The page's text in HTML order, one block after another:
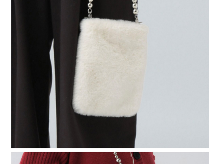
2.基於同意付款使用「大哥付你分期」之契約關係目的，商店將以您的個人
資料（包含姓名、電話或地址）提供予台灣大哥大進項蒐集、處理及利用，
由本公司與您本人進行分期帳單所需資料之確認、核對及更正。
3.完整用戶服務條款，請詳閱以下連結：
※ 交易是否成功請以「AFTEE先享後付 」之結帳頁面顯示為準，若有關於
是否繳費成功／繳費後需取消欲退款等相關疑問，請聯繫「AFTEE先享後付
https://netprotections.freshdesk.com/support/home
１．透過由恩沛科技股份有限公司提供之「AFTEE先享後付」服務完成之交
易，需依本服務之必要範圍內提供個人資料，並將交易相關給付款項請求債
權轉讓予恩沛科技股份有限公司。
２．關於個人資料處理事宜，請瀏覽以下網址：
３．未成年的使用者請事先徵得法定代理人或監護人之同意方可使用
「AFTEE先享後付」，若未經同意申辦者引起之損失，本公司不負相關責
４．使用「AFTEE先享後付」時，將依據個別帳號之用戶狀況，依本公司即
時審查核予不同之上限額度；若仍有額度不足之情形，本公司將視審查結果
請求用戶進行身份認證。
５．嚴禁一人註冊多個帳號或使用他人資訊註冊。若發現惡意使用之情形，
恩沛科技股份有限公司將有權停止該用戶之使用額度並採取法律行動。
每筆NT$80，滿NT$1,500(含以上)免運費
每筆NT$80，滿NT$1,500(含以上)免運費